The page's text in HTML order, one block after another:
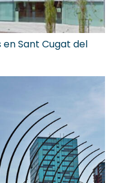
en Sant Cugat del